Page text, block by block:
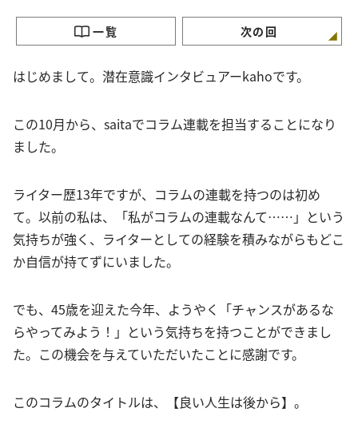
一覧 次の回
はじめまして。潜在意識インタビュアーkahoです。
この10月から、saitaでコラム連載を担当することになり
ました。
ライター歴13年ですが、コラムの連載を持つのは初め
て。以前の私は、「私がコラムの連載なんて……」という
気持ちが強く、ライターとしての経験を積みながらもどこ
か自信が持てずにいました。
でも、45歳を迎えた今年、ようやく「チャンスがあるな
らやってみよう！」という気持ちを持つことができまし
た。この機会を与えていただいたことに感謝です。
このコラムのタイトルは、【良い人生は後から】。